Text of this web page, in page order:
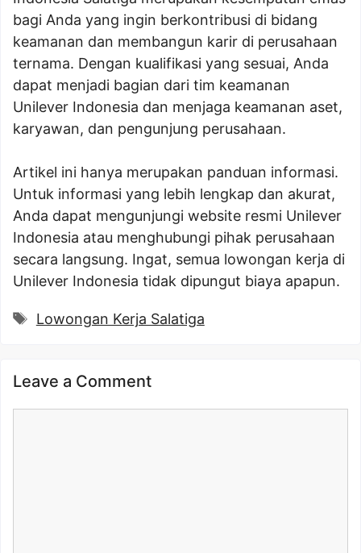
bagi Anda yang ingin berkontribusi di bidang
keamanan dan membangun karir di perusahaan
ternama. Dengan kualifikasi yang sesuai, Anda
dapat menjadi bagian dari tim keamanan
Unilever Indonesia dan menjaga keamanan aset,
karyawan, dan pengunjung perusahaan.
Artikel ini hanya merupakan panduan informasi.
Untuk informasi yang lebih lengkap dan akurat,
Anda dapat mengunjungi website resmi Unilever
Indonesia atau menghubungi pihak perusahaan
secara langsung. Ingat, semua lowongan kerja di
Unilever Indonesia tidak dipungut biaya apapun.
Tags
Lowongan Kerja Salatiga
Leave a Comment